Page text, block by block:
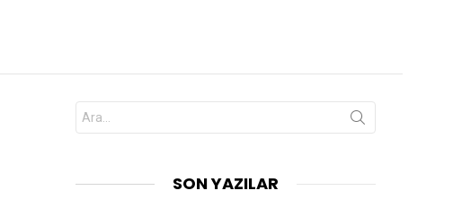
Search
for:
SON YAZILAR